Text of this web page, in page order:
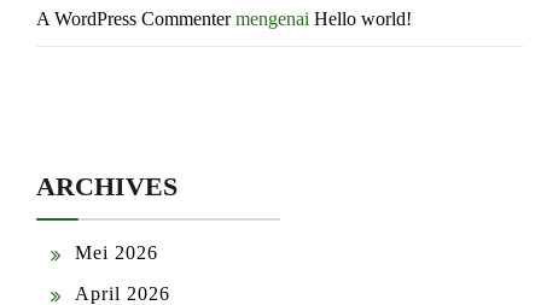
A WordPress Commentermengenai Hello world!
ARCHIVES
Mei 2026
April 2026